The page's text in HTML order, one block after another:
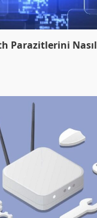
Parazitlerini Nasıl